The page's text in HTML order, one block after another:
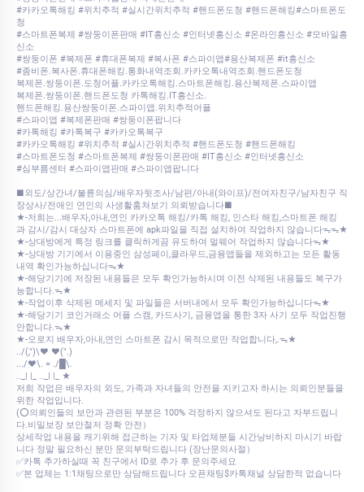
#카카오톡해킹 #위치추적 #실시간위치추적 #핸드폰도청 #핸드폰해킹#스마트폰도
청
#스마트폰복제 #쌍둥이폰판매 #IT흥신소 #인터넷흥신소 #온라인흥신소 #모바일흥
신소
#쌍둥이폰 #복제폰 #휴대폰복제 #복사폰 #스파이앱#용산복제폰 #it흥신소
#좀비폰.복사폰.휴대폰해킹.통화내역조회.카카오톡내역조회.핸드폰도청
복제폰.쌍둥이폰.도청어플.카카오톡해킹.스마트폰해킹.용산복제폰.스파이앱
복제폰.쌍둥이폰.핸드폰도청 카톡해킹.IT흥신소.
핸드폰해킹.용산쌍둥이폰.스파이앱.위치추적어플
#스파이앱 #복제폰판매 #쌍둥이폰팝니다
#카톡해킹 #카톡복구 #카카오톡복구
#카카오톡해킹 #위치추적 #실시간위치추적 #핸드폰도청 #핸드폰해킹
#스마트폰도청 #스마트폰복제 #쌍둥이폰판매 #IT흥신소 #인터넷흥신소
#심부름센터 #스파이앱판매 #스파이앱팝니다
■외도/상간녀/불륜의심/배우자뒷조사/남편/아내(와이프)/전여자친구/남자친구 직
장상사/전애인 연인의 사생활훔쳐보기 의뢰받습니다■
★-저희는...배우자,아내,연인 카카오톡 해킹/카톡 해킹, 인스타 해킹,스마트폰 해킹
과 감시/감시 대상자 스마트폰에 apk파일을 직접 설치하여 작업하지 않습니다ᯓᯓ★
★-상대방에게 특정 링크를 클릭하게끔 유도하여 멀웨어 작업하지 않습니다ᯓ★
★-상대방 기기에서 이용중인 삼성페이,클라우드,금융앱들을 제외하고는 모든 활동
내역 확인가능하십니다ᯓ★
★-해당기기에 저장된 내용들은 모두 확인가능하시며 이전 삭제된 내용들도 복구가
능합니다.ᯓ★
★-작업이후 삭제된 메세지 및 파일들은 서버내에서 모두 확인가능하십니다ᯓ★
★-해당기기 코인거래소 어플 스캠, 카드사기, 금융앱을 통한 3자 사기 모두 작업진행
안합니다.ᯓ★
★-오로지 배우자,아내,연인 스마트폰 감시 목적으로만 작업합니다,.ᯓ★
../(,")\♥ ♥(".)
.../♥\. = ./█\.
.._| |_ .._| |_ ★
저희 작업은 배우자의 외도, 가족과 자녀들의 안전을 지키고자 하시는 의뢰인분들을
위한 작업입니다.
(⭕의뢰인들의 보안과 관련된 부분은 100% 걱정하지 않으셔도 된다고 자부드립니
다.비밀보장 보안철저 정확 안전）
상세작업 내용을 캐기위해 접근하는 기자 및 타업체분들 시간낭비하지 마시기 바랍
니다 정말 필요하신 분만 문의부탁드립니다 (장난문의사절）
✅카톡 추가하실때 꼭 친구에서 ID로 추가 후 문의주세요
✅본 업체는 1:1채팅으로만 상담해드립니다 오픈채팅$카톡채널 상담한적 없습니다